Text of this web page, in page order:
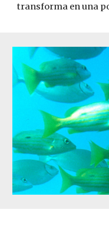
transforma en una